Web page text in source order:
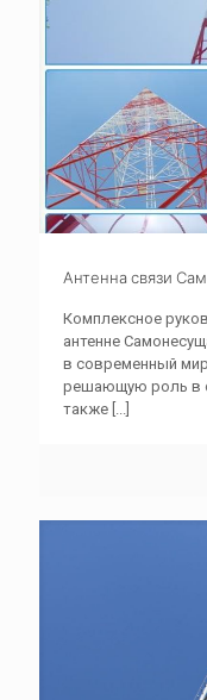
Антенна связи
Комплексное
антенне
в современный
решающую роль в
также